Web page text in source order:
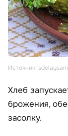
Источник:
Хлеб
брожения,
засолку.